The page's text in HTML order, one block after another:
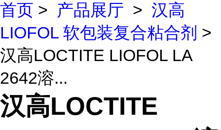
首页 > 产品展厅 > 汉高
LIOFOL 软包装复合粘合剂 >
汉高LOCTITE LIOFOL LA
2642溶...
汉高LOCTITE